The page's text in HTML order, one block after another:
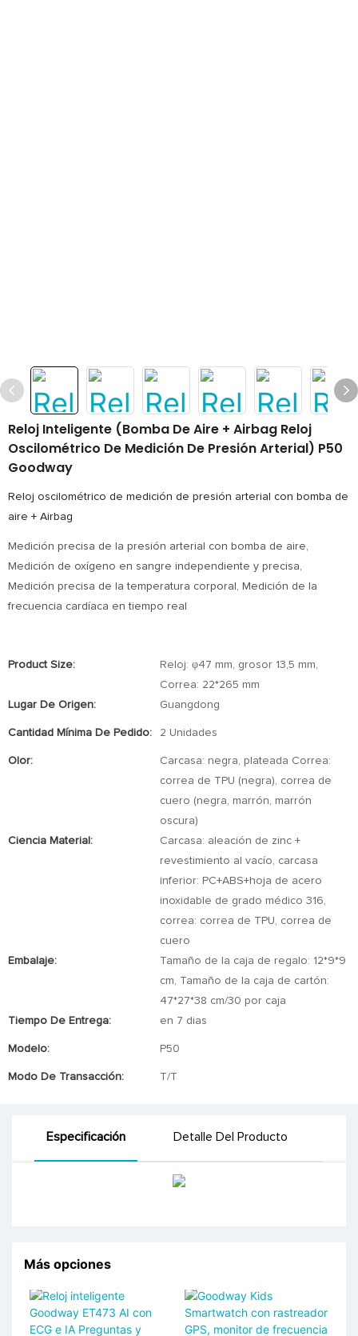
Reloj Inteligente (bomba De Aire + Airbag Reloj
Oscilométrico De Medición De Presión Arterial) P50
Goodway
Reloj oscilométrico de medición de presión arterial con bomba de
aire + Airbag
Medición precisa de la presión arterial con bomba de aire,
Medición de oxígeno en sangre independiente y precisa,
Medición precisa de la temperatura corporal, Medición de la
frecuencia cardíaca en tiempo real
Product Size:
Reloj: φ47 mm, grosor 13,5 mm,
Correa: 22*265 mm
Lugar De Origen:
Guangdong
Cantidad Mínima De Pedido: 2 Unidades
Olor:
Carcasa: negra, plateada Correa:
correa de TPU (negra), correa de
cuero (negra, marrón, marrón
oscura)
Ciencia Material:
Carcasa: aleación de zinc +
revestimiento al vacío, carcasa
inferior: PC+ABS+hoja de acero
inoxidable de grado médico 316,
correa: correa de TPU, correa de
cuero
Embalaje:
Tamaño de la caja de regalo: 12*9*9
cm, Tamaño de la caja de cartón:
47*27*38 cm/30 por caja
Tiempo De Entrega:
en 7 dias
Modelo: P50
Modo De Transacción: T/T
Especificación Detalle Del Producto
Más opciones